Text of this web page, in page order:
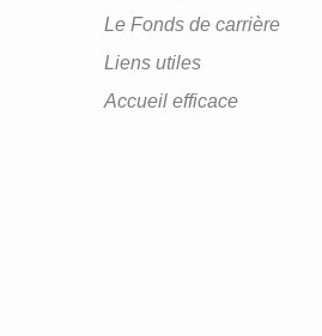
Le Fonds de carrière
Liens utiles
Accueil efficace